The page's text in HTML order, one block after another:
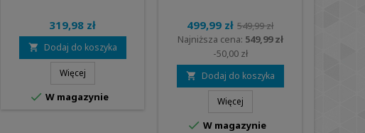
319,98 zł
 Dodaj do koszyka
Więcej
 W magazynie
499,99 zł 549,99 zł
Najniższa cena: 549,99 zł
-50,00 zł
 Dodaj do koszyka
Więcej
 W magazynie